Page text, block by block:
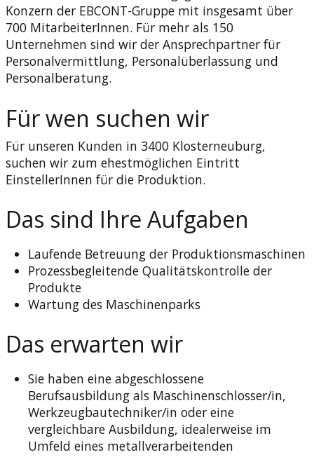
Konzern der EBCONT-Gruppe mit insgesamt über
700 MitarbeiterInnen. Für mehr als 150
Unternehmen sind wir der Ansprechpartner für
Personalvermittlung, Personalüberlassung und
Personalberatung.
Für wen suchen wir
Für unseren Kunden in 3400 Klosterneuburg,
suchen wir zum ehestmöglichen Eintritt
EinstellerInnen für die Produktion.
Das sind Ihre Aufgaben
Laufende Betreuung der Produktionsmaschinen
Prozessbegleitende Qualitätskontrolle der
Produkte
Wartung des Maschinenparks
Das erwarten wir
Sie haben eine abgeschlossene
Berufsausbildung als Maschinenschlosser/in,
Werkzeugbautechniker/in oder eine
vergleichbare Ausbildung, idealerweise im
Umfeld eines metallverarbeitenden